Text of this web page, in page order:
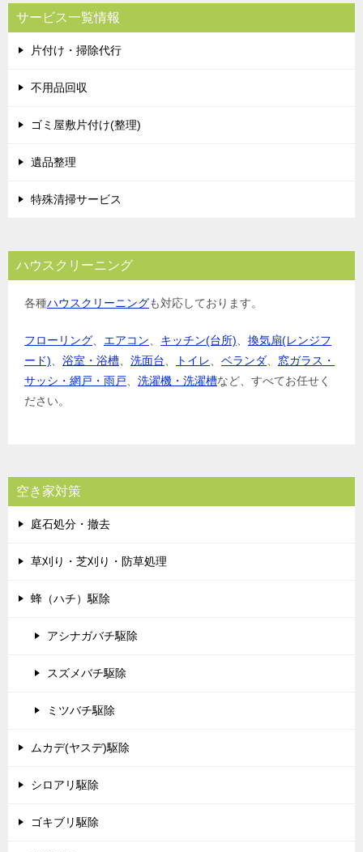
ビ
ゲ
ー
シ
サービス一覧情報
片付け・掃除代行
不用品回収
ゴミ屋敷片付け(整理)
遺品整理
特殊清掃サービス
ハウスクリーニング
各種ハウスクリーニングも対応しております。
フローリング、 エアコン、 キッチン(台所)、 換気扇(レンジフ
ード)、 浴室・浴槽、 洗面台、 トイレ、 ベランダ、 窓ガラス・
サッシ・網戸・雨戸、 洗濯機・洗濯槽など、すべてお任せく
ださい。
空き家対策
庭石処分・撤去
草刈り・芝刈り・防草処理
蜂（ハチ）駆除
アシナガバチ駆除
スズメバチ駆除
ミツバチ駆除
ムカデ(ヤスデ)駆除
シロアリ駆除
ゴキブリ駆除